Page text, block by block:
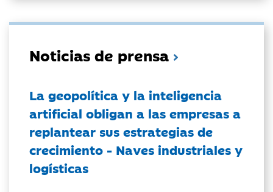
Noticias de prensa
La geopolítica y la inteligencia
artificial obligan a las empresas a
replantear sus estrategias de
crecimiento - Naves industriales y
logísticas